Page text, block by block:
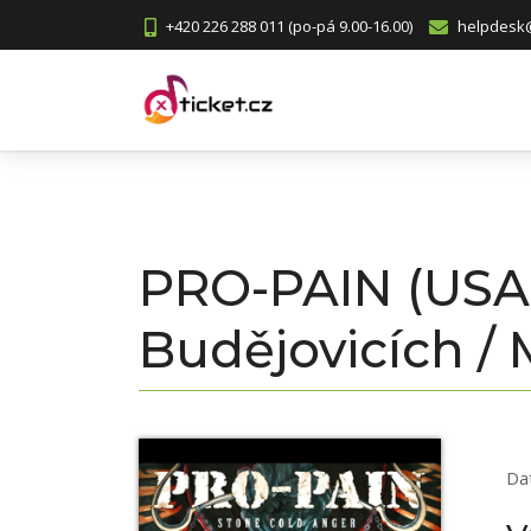
+420 226 288 011 (po-pá 9.00-16.00)
PRO-PAIN
Budějovicích /